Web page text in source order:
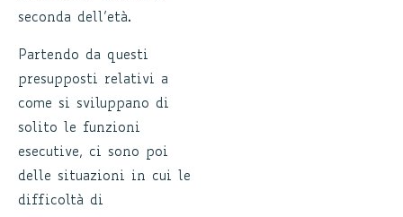
seconda dell’età.
Partendo da questi
presupposti relativi a
come si sviluppano di
solito le funzioni
esecutive, ci sono poi
delle situazioni in cui le
difficoltà di